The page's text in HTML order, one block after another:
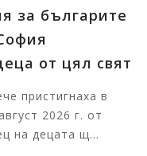
за българите
от цял свят
пристигнаха в
2026 г. от
на децата щ...